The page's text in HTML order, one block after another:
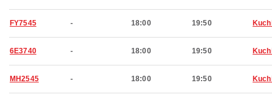
FY7545 - 18:00 19:50
6E3740 - 18:00 19:50
MH2545 - 18:00 19:50